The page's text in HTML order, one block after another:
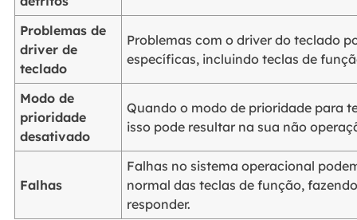
Problemas de
driver de
teclado
Problemas com o driver do teclado
específicas, incluindo teclas de
Modo de
prioridade
desativado
Quando o modo de prioridade para
isso pode resultar na sua não
Falhas
Falhas no sistema operacional
normal das teclas de função,
responder.